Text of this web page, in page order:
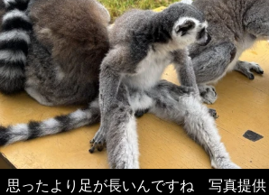
思ったより足が長いんですね 写真提供